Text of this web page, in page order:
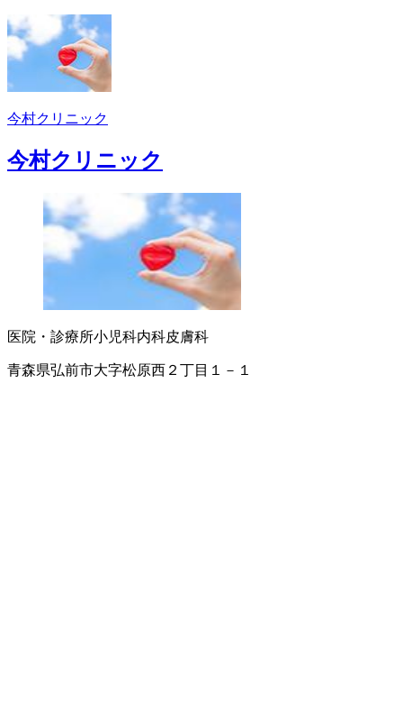
今村クリニック
今村クリニック
医院・診療所小児科内科皮膚科
青森県弘前市大字松原西２丁目１－１